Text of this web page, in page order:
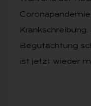
Begutachtung
ist jetzt wieder